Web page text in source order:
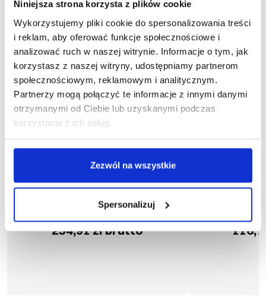
Niniejsza strona korzysta z plików cookie
Wykorzystujemy pliki cookie do spersonalizowania treści
i reklam, aby oferować funkcje społecznościowe i
analizować ruch w naszej witrynie. Informacje o tym, jak
korzystasz z naszej witryny, udostępniamy partnerom
społecznościowym, reklamowym i analitycznym.
Partnerzy mogą połączyć te informacje z innymi danymi
otrzymanymi od Ciebie lub uzyskanymi podczas
korzystania z ich usług.
Zezwól na wszystkie
Spersonalizuj
1-03-870
Spodnie ogrodniczki DROGOWIEC
254,91 zł brutto